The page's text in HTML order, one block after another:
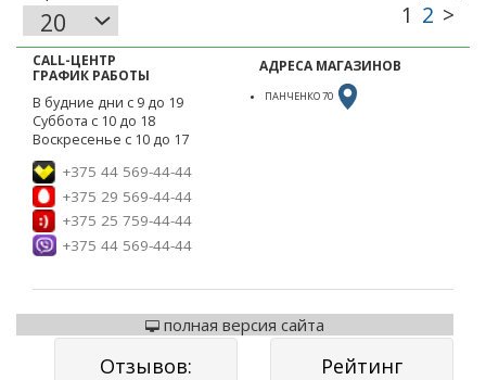
CALL-ЦЕНТР
ГРАФИК РАБОТЫ
В будние дни с 9 до 19
Суббота с 10 до 18
Воскресенье с 10 до 17
+375 44 569-44-44
+375 29 569-44-44
+375 25 759-44-44
+375 44 569-44-44
АДРЕСА МАГАЗИНОВ
ПАНЧЕНКО 70
полная версия сайта
Отзывов: Рейтинг